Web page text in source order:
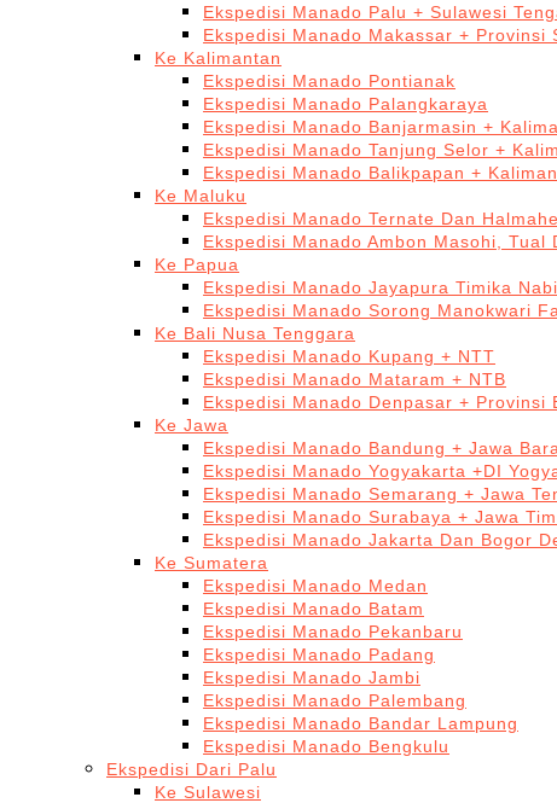
Ekspedisi Manado Palu + Sulawesi
Ekspedisi Manado Makassar + Provinsi
Ke Kalimantan
Ekspedisi Manado Pontianak
Ekspedisi Manado Palangkaraya
Ekspedisi Manado Banjarmasin +
Ekspedisi Manado Tanjung Selor +
Ekspedisi Manado Balikpapan +
Ke Maluku
Ekspedisi Manado Ternate Dan
Ekspedisi Manado Ambon Masohi, Tual
Ke Papua
Ekspedisi Manado Jayapura Timika
Ekspedisi Manado Sorong Manokwari
Ke Bali Nusa Tenggara
Ekspedisi Manado Kupang + NTT
Ekspedisi Manado Mataram + NTB
Ekspedisi Manado Denpasar + Provinsi
Ke Jawa
Ekspedisi Manado Bandung + Jawa
Ekspedisi Manado Yogyakarta +DI
Ekspedisi Manado Semarang + Jawa
Ekspedisi Manado Surabaya + Jawa
Ekspedisi Manado Jakarta Dan Bogor
Ke Sumatera
Ekspedisi Manado Medan
Ekspedisi Manado Batam
Ekspedisi Manado Pekanbaru
Ekspedisi Manado Padang
Ekspedisi Manado Jambi
Ekspedisi Manado Palembang
Ekspedisi Manado Bandar Lampung
Ekspedisi Manado Bengkulu
Ekspedisi Dari Palu
Ke Sulawesi